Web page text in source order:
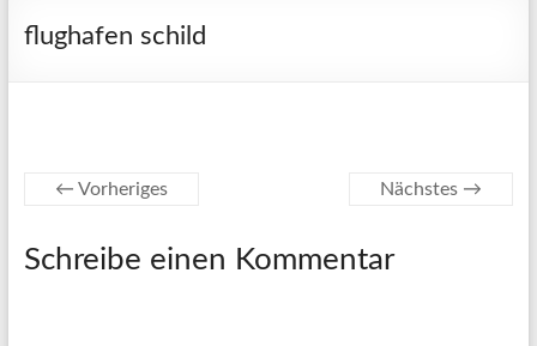
Arikel
zum
Reise
Tipps
flughafen schild
← Vorheriges Nächstes →
Schreibe einen Kommentar